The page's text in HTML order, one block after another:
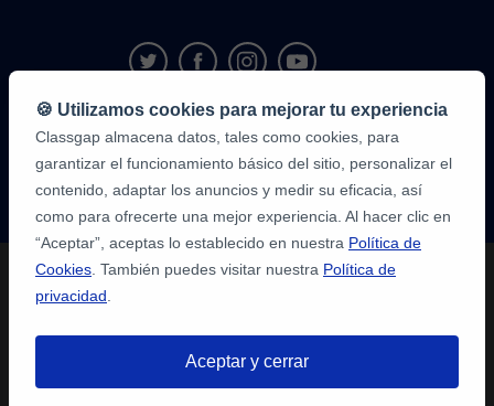
9,6/10
1.339.284
opiniones
alumnos
🍪 Utilizamos cookies para mejorar tu experiencia
Classgap almacena datos, tales como cookies, para
garantizar el funcionamiento básico del sitio, personalizar el
contenido, adaptar los anuncios y medir su eficacia, así
como para ofrecerte una mejor experiencia. Al hacer clic en
“Aceptar”, aceptas lo establecido en nuestra Política de
Cookies . También puedes visitar nuestra Política de
privacidad
Aceptar y cerrar